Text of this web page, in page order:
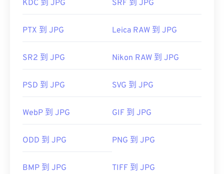
KDC 到 JPG SRF 到 JPG
PTX 到 JPG Leica RAW 到 JPG
SR2 到 JPG Nikon RAW 到 JPG
PSD 到 JPG SVG 到 JPG
WebP 到 JPG GIF 到 JPG
ODD 到 JPG PNG 到 JPG
BMP 到 JPG TIFF 到 JPG